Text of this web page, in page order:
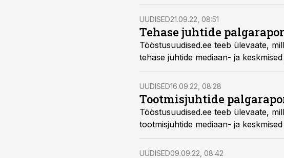
UUDISED21.09.22, 08:51
Tehase juhtide
Tööstusuudised.ee teeb ülevaate,
tehase juhtide mediaan- ja
UUDISED16.09.22, 08:28
Tootmisjuhtide
Tööstusuudised.ee teeb ülevaate,
tootmisjuhtide mediaan- ja
UUDISED09.09.22, 08:42